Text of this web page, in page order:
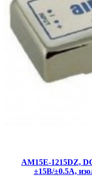
AM15E-1215DZ,
±15В/±0.5А,